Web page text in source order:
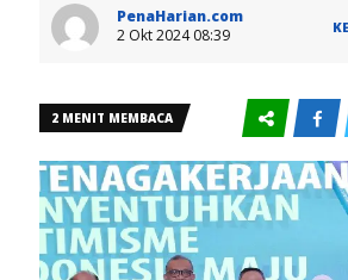
PenaHarian.com
2 Okt 2024 08:39
2 MENIT MEMBACA